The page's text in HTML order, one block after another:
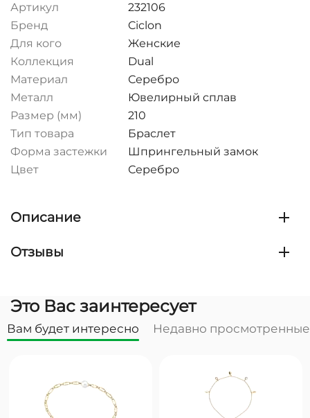
Артикул
232106
Бренд
Ciclon
Для кого
Женские
Коллекция
Dual
Материал
Серебро
Металл
Ювелирный сплав
Размер (мм)
210
Тип товара
Браслет
Форма застежки
Шпрингельный замок
Цвет
Серебро
Описание
Отзывы
Это Вас заинтересует
Вам будет интересно Недавно просмотренные